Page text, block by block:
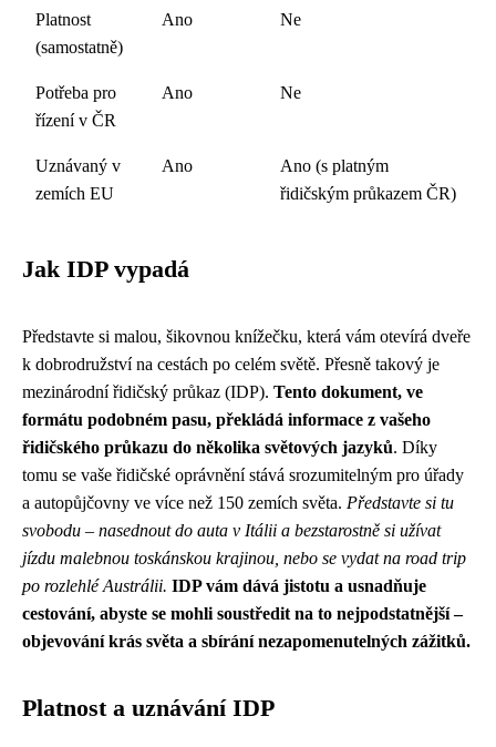
Platnost
(samostatně)
Ano Ne
Potřeba pro
řízení v ČR
Ano Ne
Uznávaný v
zemích EU
Ano
Ano (s platným
řidičským průkazem ČR)
Jak IDP vypadá
Představte si malou, šikovnou knížečku, která vám otevírá dveře
k dobrodružství na cestách po celém světě. Přesně takový je
mezinárodní řidičský průkaz (IDP). Tento dokument, ve
formátu podobném pasu, překládá informace z vašeho
řidičského průkazu do několika světových jazyků. Díky
tomu se vaše řidičské oprávnění stává srozumitelným pro úřady
a autopůjčovny ve více než 150 zemích světa. Představte si tu
svobodu – nasednout do auta v Itálii a bezstarostně si užívat
jízdu malebnou toskánskou krajinou, nebo se vydat na road trip
po rozlehlé Austrálii. IDP vám dává jistotu a usnadňuje
cestování, abyste se mohli soustředit na to nejpodstatnější –
objevování krás světa a sbírání nezapomenutelných zážitků.
Platnost a uznávání IDP